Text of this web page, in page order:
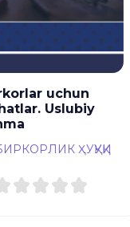
uchun
Uslubiy
ҲУҚУҚИ